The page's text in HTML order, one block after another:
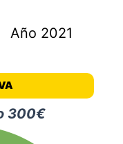
Año 2021
300€